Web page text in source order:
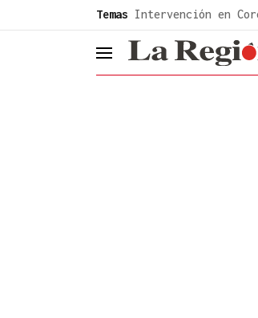
Temas Intervención en
header.menu.open